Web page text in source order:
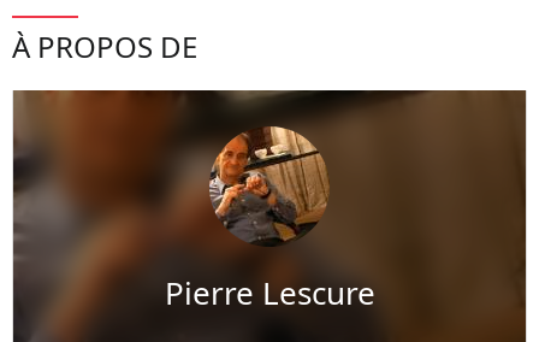
À PROPOS DE
Pierre Lescure